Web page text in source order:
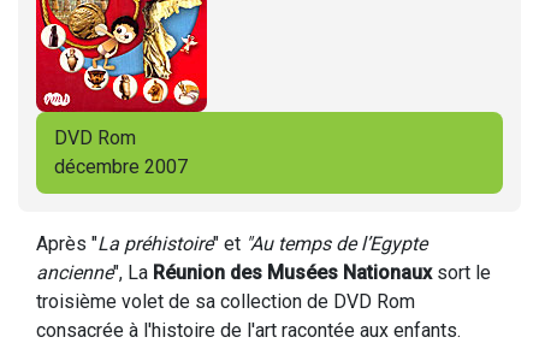
DVD Rom
décembre 2007
Après "La préhistoire" et "Au temps de l’Egypte
ancienne", La Réunion des Musées Nationauxsort le
troisième volet de sa collection de DVD Rom
consacrée à l'histoire de l'art racontée aux enfants.